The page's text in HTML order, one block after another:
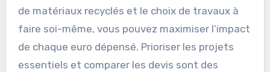
de matériaux recyclés et le choix de travaux à
faire soi-même, vous pouvez maximiser l’impact
de chaque euro dépensé. Prioriser les projets
essentiels et comparer les devis sont des